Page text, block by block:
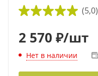
(5,0)
2 570 ₽/шт
Нет в наличии